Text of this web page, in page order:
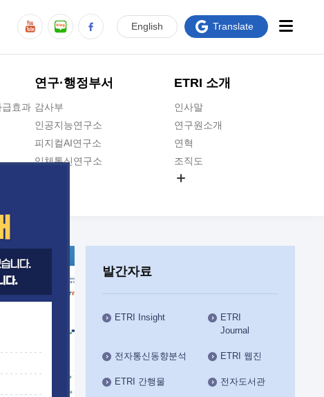
효과
연구·행정부서
감사부
인공지능연구소
피지컬AI연구소
입체통신연구소
인공지능안전연구소
우주항공반도체전략연구단
대경권연구본부
호남권연구본부
기획본부
사업화본부
행정본부
대외협력부
ETRI 소개
인사말
연구원소개
연혁
조직도
ETRI CI
English Translate
발간자료
ETRI Insight
ETRI
Journal
전자통신동향분석 ETRI 웹진
ETRI 간행물 전자도서관